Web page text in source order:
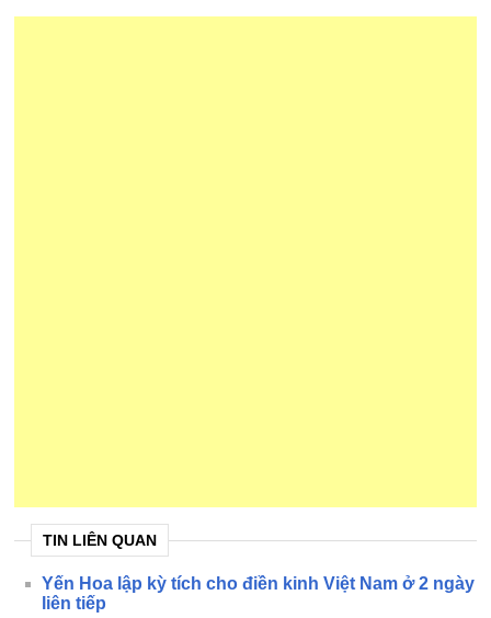
TIN LIÊN QUAN
Yến Hoa lập kỳ tích cho điền kinh Việt Nam ở 2 ngày
liên tiếp